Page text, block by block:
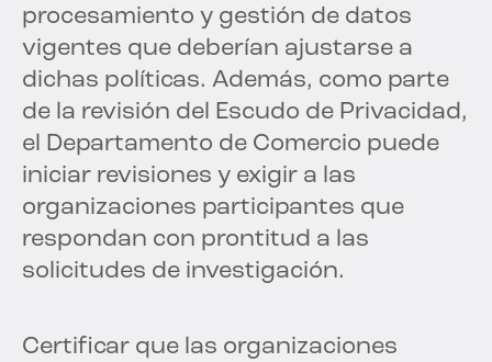
procesamiento y gestión de datos
vigentes que deberían ajustarse a
dichas políticas. Además, como parte
de la revisión del Escudo de Privacidad,
el Departamento de Comercio puede
iniciar revisiones y exigir a las
organizaciones participantes que
respondan con prontitud a las
solicitudes de investigación.
Certificar que las organizaciones